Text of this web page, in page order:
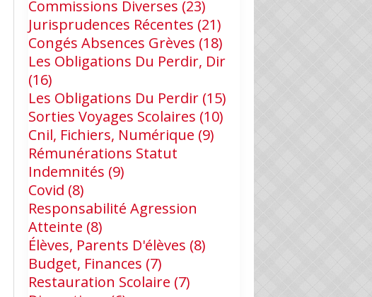
Commissions Diverses (23)
Jurisprudences Récentes (21)
Congés Absences Grèves (18)
Les Obligations Du Perdir, Dir
(16)
Les Obligations Du Perdir (15)
Sorties Voyages Scolaires (10)
Cnil, Fichiers, Numérique (9)
Rémunérations Statut
Indemnités (9)
Covid (8)
Responsabilité Agression
Atteinte (8)
Élèves, Parents D'élèves (8)
Budget, Finances (7)
Restauration Scolaire (7)